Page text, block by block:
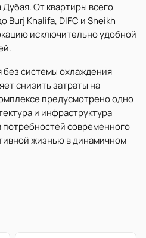
От квартиры всего
Burj Khalifa, DIFC и Sheikh
исключительно удобной
системы охлаждения
снизить затраты на
предусмотрено одно
и инфраструктура
потребностей современного
жизнью в динамичном